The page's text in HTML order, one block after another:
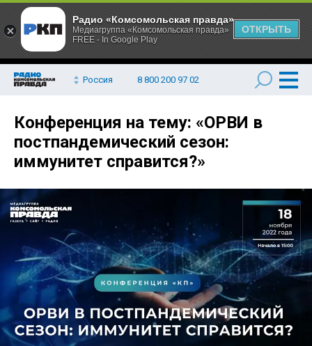
Россия 8 800 200 97 02
Конференция на тему: «ОРВИ в
постпандемический сезон:
иммунитет справится?»
Радио «Комсомольская правда»
Медиагруппа «Комсомольская правда»
FREE - In Google Play
ОТКРЫТЬ